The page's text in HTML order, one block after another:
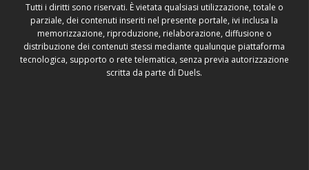
Tutti i diritti sono riservati. È vietata qualsiasi utilizzazione, totale o
parziale, dei contenuti inseriti nel presente portale, ivi inclusa la
memorizzazione, riproduzione, rielaborazione, diffusione o
distribuzione dei contenuti stessi mediante qualunque piattaforma
tecnologica, supporto o rete telematica, senza previa autorizzazione
scritta da parte di Duels.